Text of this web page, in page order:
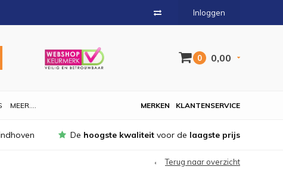
Inloggen
0 0,00
MEER.... KLANTENSERVICE
MERKEN
De hoogste kwaliteit voor de laagste prijs
Terug naar overzicht